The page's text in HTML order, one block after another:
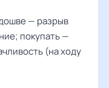
— разрыв
покупать —
(на ходу